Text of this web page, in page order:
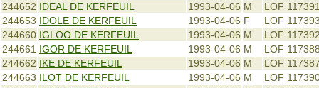
244652 IDEAL DE KERFEUIL 1993-04-06 M
LOF
244653 IDOLE DE KERFEUIL 1993-04-06 F
LOF
244660 IGLOO DE KERFEUIL 1993-04-06 M
LOF
244661 IGOR DE KERFEUIL 1993-04-06 M
LOF
244662 IKE DE KERFEUIL 1993-04-06 M
LOF
244663 ILOT DE KERFEUIL 1993-04-06 M
LOF